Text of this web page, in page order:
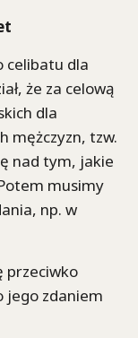
celibatu dla
że za celową
dla
mężczyzn, tzw.
nad tym, jakie
musimy
np. w
przeciwko
jego zdaniem